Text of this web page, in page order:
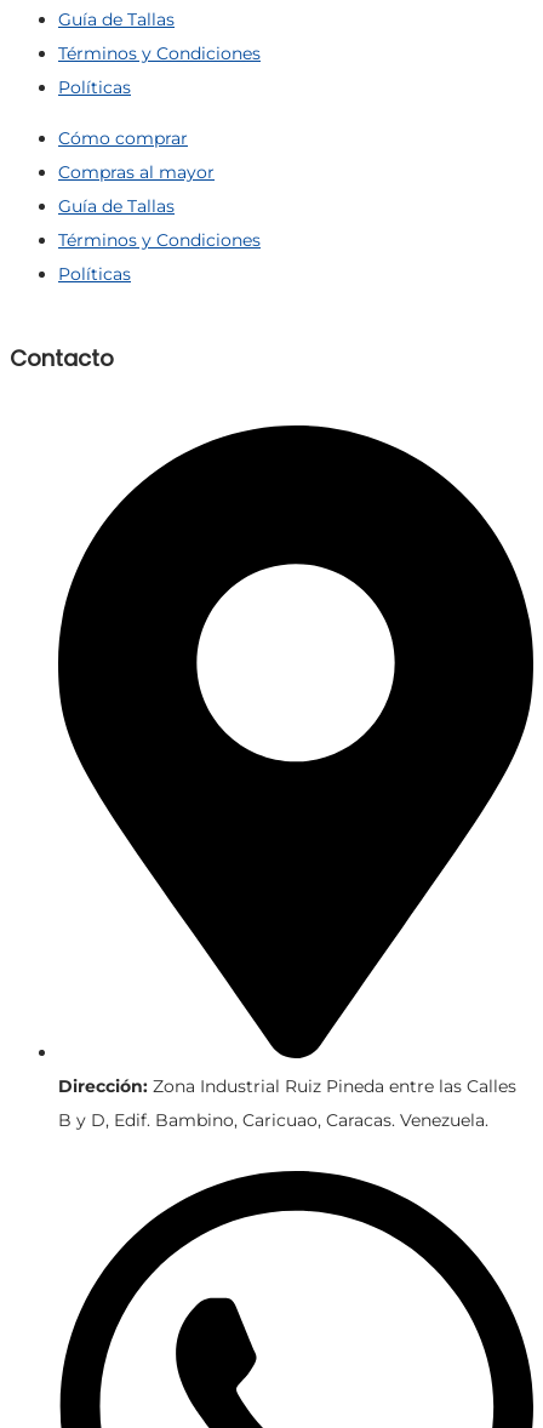
Guía de Tallas
Términos y Condiciones
Políticas
Cómo comprar
Compras al mayor
Guía de Tallas
Términos y Condiciones
Políticas
Contacto
Dirección: Zona Industrial Ruiz Pineda entre las Calles
B y D, Edif. Bambino, Caricuao, Caracas. Venezuela.